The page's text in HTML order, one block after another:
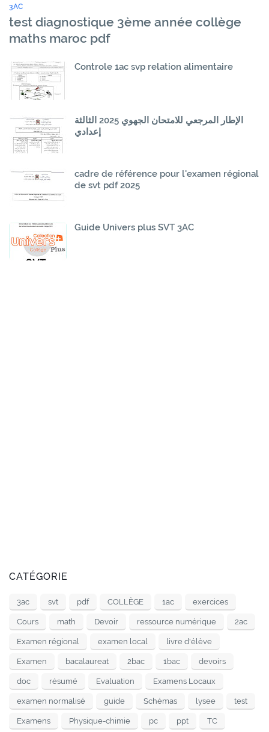
3AC
test diagnostique 3ème année collège
maths maroc pdf
Controle 1ac svp relation alimentaire
الإطار المرجعي للامتحان الجهوي 2025 الثالثة
إعدادي
cadre de référence pour l'examen régional
de svt pdf 2025
Guide Univers plus SVT 3AC
CATÉGORIE
3ac svt pdf COLLÈGE 1ac exercices
Cours math Devoir ressource numérique 2ac
Examen régional examen local livre d'élève
Examen bacalaureat 2bac 1bac devoirs
doc résumé Evaluation Examens Locaux
examen normalisé guide Schémas lysee test
Examens Physique-chimie pc ppt TC